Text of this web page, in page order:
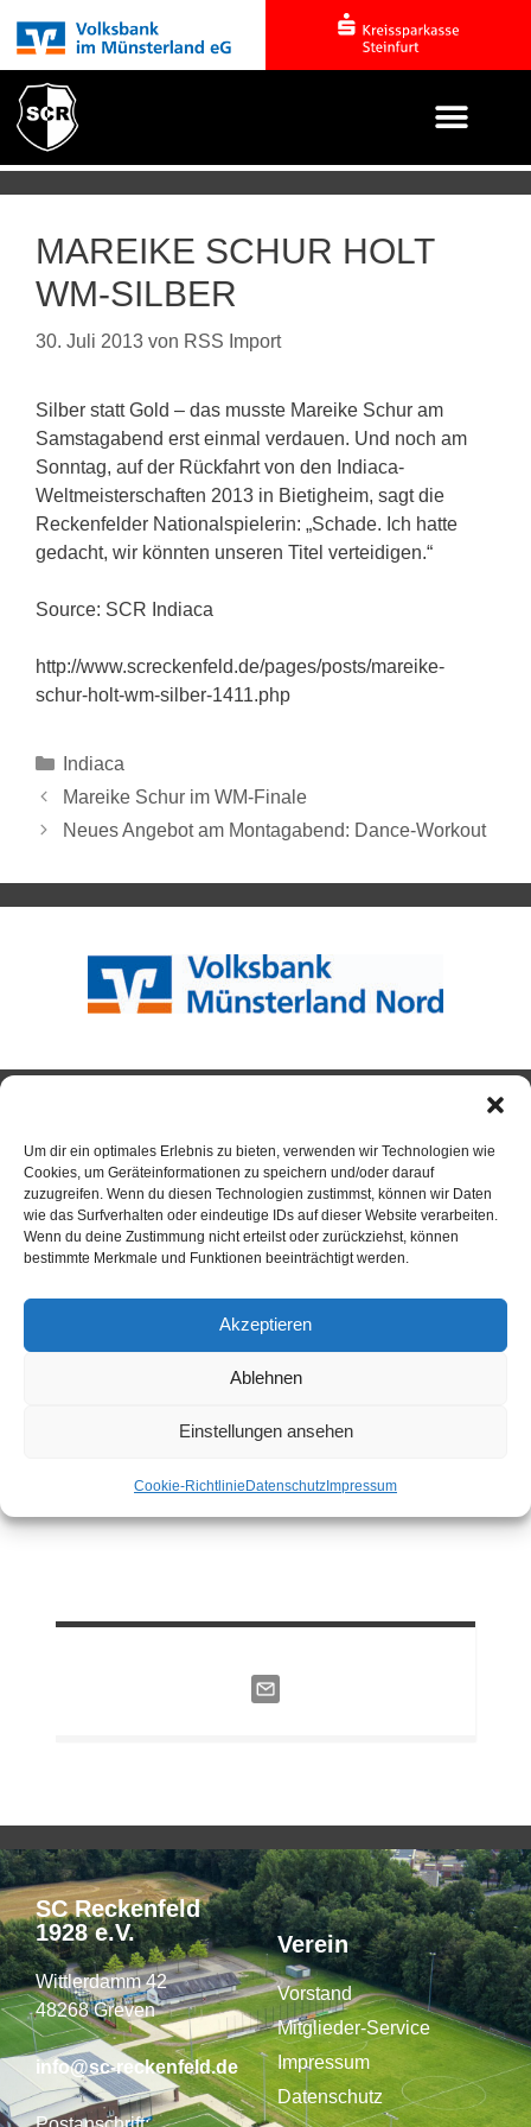
Um dir ein optimales Erlebnis zu bieten, verwenden wir Technologien wie
Cookies, um Geräteinformationen zu speichern und/oder darauf
zuzugreifen. Wenn du diesen Technologien zustimmst, können wir Daten
wie das Surfverhalten oder eindeutige IDs auf dieser Website verarbeiten.
Wenn du deine Zustimmung nicht erteilst oder zurückziehst, können
bestimmte Merkmale und Funktionen beeinträchtigt werden.
Akzeptieren
Ablehnen
Einstellungen ansehen
Cookie-RichtlinieDatenschutzImpressum
MAREIKE SCHUR HOLT
WM-SILBER
30. Juli 2013 von RSS Import
Silber statt Gold – das musste Mareike Schur am
Samstagabend erst einmal verdauen. Und noch am
Sonntag, auf der Rückfahrt von den Indiaca-
Weltmeisterschaften 2013 in Bietigheim, sagt die
Reckenfelder Nationalspielerin: „Schade. Ich hatte
gedacht, wir könnten unseren Titel verteidigen.“
Source: SCR Indiaca
http://www.screckenfeld.de/pages/posts/mareike-
schur-holt-wm-silber-1411.php
Indiaca
Mareike Schur im WM-Finale
Neues Angebot am Montagabend: Dance-Workout
INDIACA
Neuigkeiten / Beiträge
Indiaca
Turnierteilnahmen und Platzierungen der SCR-
ANSPRECHPARTNER
SC Reckenfeld
1928 e.V.
Wittlerdamm 42
48268 Greven
info@sc-reckenfeld.de
Verein
Vorstand
Mitglieder-Service
Impressum
Datenschutz